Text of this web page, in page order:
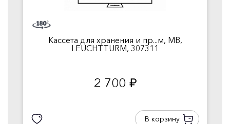
Кассета для хранения и пр...м, MB,
LEUCHTTURM, 307311
2 700 руб.
В корзину